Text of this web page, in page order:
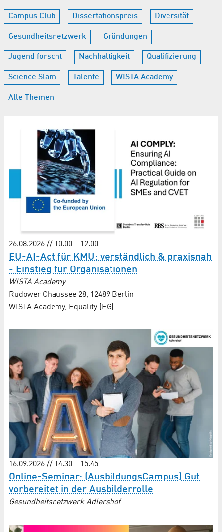
Campus Club Dissertationspreis Diversität
Gesundheitsnetzwerk Gründungen
Jugend forscht Nachhaltigkeit Qualifizierung
Science Slam Talente WISTA Academy
Alle Themen
26.08.2026 // 10.00 – 12.00
EU-AI-Act für KMU: verständlich & praxisnah
- Einstieg für Organisationen
WISTA Academy
Rudower Chaussee 28, 12489 Berlin
WISTA Academy, Equality (EG)
16.09.2026 // 14.30 – 15.45
Online-Seminar: (AusbildungsCampus) Gut
vorbereitet in der Ausbilderrolle
Gesundheitsnetzwerk Adlershof